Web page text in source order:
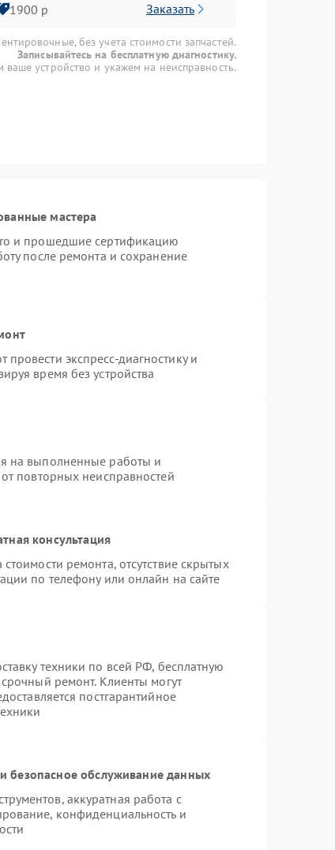
1900 р Заказать
без учета стоимости запчастей.
Записывайтесь на бесплатную диагностику.
устройство и укажем на неисправность.
мастера
и прошедшие сертификацию
после ремонта и сохранение
экспресс-диагностику и
время без устройства
на выполненные работы и
повторных неисправностей
консультация
ремонта, отсутствие скрытых
по телефону или онлайн на сайте
техники по всей РФ, бесплатную
ремонт. Клиенты могут
постгарантийное
обслуживание данных
аккуратная работа с
конфиденциальность и